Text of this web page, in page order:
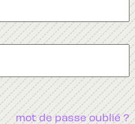
mot de passe oublié ?